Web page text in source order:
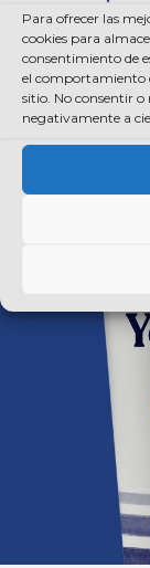
Para ofrecer las
cookies para
consentimiento de
el comportamiento
sitio. No consentir
negativamente a